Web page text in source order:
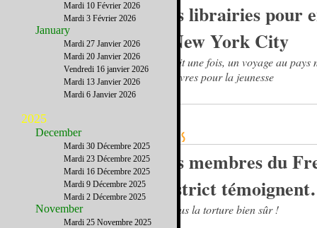
Les librairies pour
à New York City
Il était une fois, un voyage au pays
des livres pour la jeunesse
Les membres du
District
… sous la torture bien sûr !
Mardi 10 Février 2026
Mardi 3 Février 2026
January
Mardi 27 Janvier 2026
Mardi 20 Janvier 2026
Vendredi 16 janvier 2026
Mardi 13 Janvier 2026
Mardi 6 Janvier 2026
2025
December
Mardi 30 Décembre 2025
Mardi 23 Décembre 2025
Mardi 16 Décembre 2025
Mardi 9 Décembre 2025
Mardi 2 Décembre 2025
November
Mardi 25 Novembre 2025